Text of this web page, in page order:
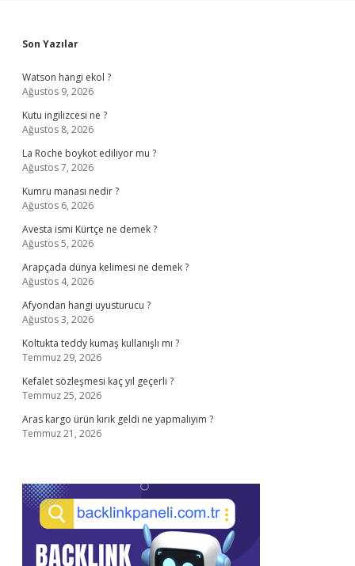
Sidebar
Son Yazılar
Watson hangi ekol ?
Ağustos 9, 2026
Kutu ingilizcesi ne ?
Ağustos 8, 2026
La Roche boykot ediliyor mu ?
Ağustos 7, 2026
Kumru manası nedir ?
Ağustos 6, 2026
Avesta ismi Kürtçe ne demek ?
Ağustos 5, 2026
Arapçada dünya kelimesi ne demek ?
Ağustos 4, 2026
Afyondan hangi uyusturucu ?
Ağustos 3, 2026
Koltukta teddy kumaş kullanışlı mı ?
Temmuz 29, 2026
Kefalet sözleşmesi kaç yıl geçerli ?
Temmuz 25, 2026
Aras kargo ürün kırık geldi ne yapmalıyım ?
Temmuz 21, 2026